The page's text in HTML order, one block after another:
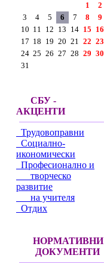
1
2
3
4 5 6 7 8
9
10 11 12 13 14 15 16
17 18 19 20 21 22 23
24 25 26 27 28 29 30
31
СБУ -
АКЦЕНТИ
Трудовоправни
Социално-
икономически
Професионално и
творческо
развитие
на учителя
Отдих
НОРМАТИВНИ
ДОКУМЕНТИ